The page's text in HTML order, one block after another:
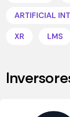
ARTIFICIAL
XR
LMS